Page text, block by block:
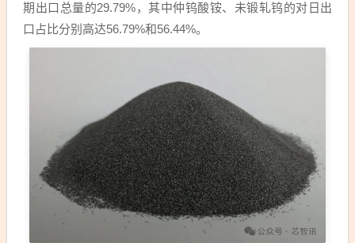
期出口总量的29.79%，其中仲钨酸铵、未锻轧钨的对日出
口占比分别高达56.79%和56.44%。